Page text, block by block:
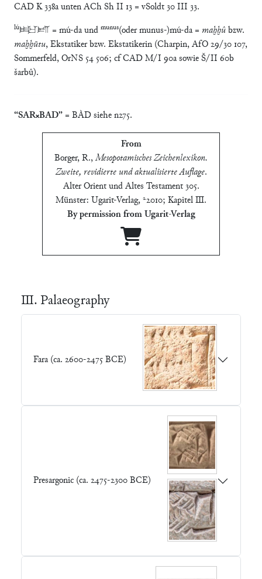
CAD K 338a unten ACh Sh II 13 = vSoldt 30 III 33.
lú𒊬𒁕 = mú-da und munus(oder munus-)mú-da = maḫḫûbzw.
maḫḫūtu, Ekstatiker bzw. Ekstatikerin (Charpin, AfO 29/30 107,
Sommerfeld, OrNS 54 506; cf CAD M/I 90a sowie Š/II 60b
šarbû).
“SAR×BAD” = BÀD siehe n275.
From
Borger, R.,Mesopotamisches Zeichenlexikon.
Zweite, revidierte und aktualisierte Auflage.
Alter Orient und Altes Testament 305.
Münster: Ugarit-Verlag, ²2010; Kapitel Ⅲ.
By permission from Ugarit-Verlag
Ⅲ. Palaeography
Fara (ca. 2600-2475 BCE)
Presargonic (ca. 2475-2300 BCE)